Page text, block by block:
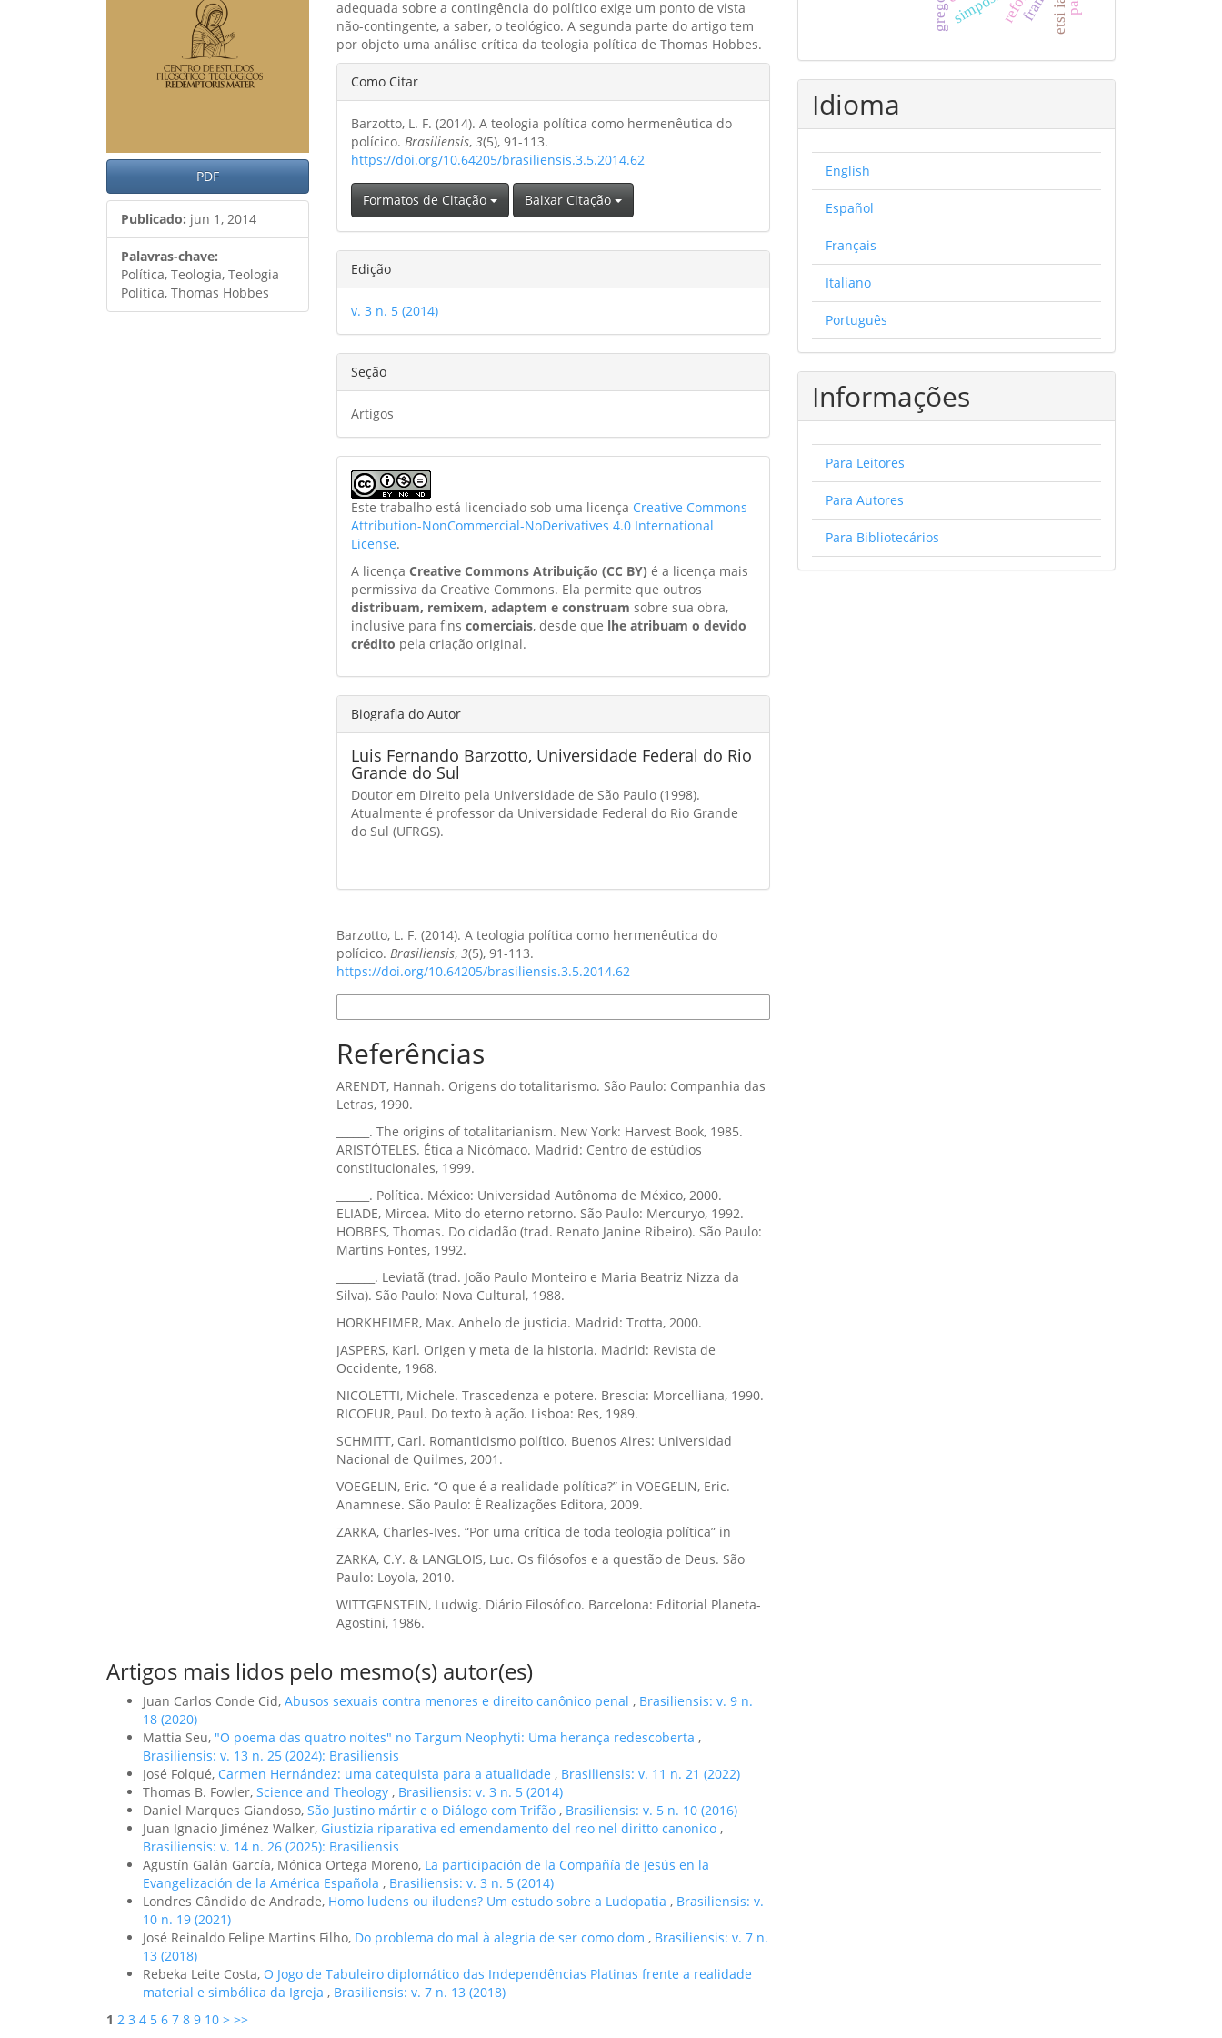
PDF
Publicado: jun 1, 2014
Palavras-chave:
Política, Teologia, Teologia
Política, Thomas Hobbes
adequada sobre a contingência do político exige um ponto de vista
não-contingente, a saber, o teológico. A segunda parte do artigo tem
por objeto uma análise crítica da teologia política de Thomas Hobbes.
Detalhes
do
artigo
Como Citar
Barzotto, L. F. (2014). A teologia política como hermenêutica do
polícico.Brasiliensis,3(5), 91-113.
https://doi.org/10.64205/brasiliensis.3.5.2014.62
Formatos de Citação Baixar Citação
Edição
v. 3 n. 5 (2014)
Seção
Artigos
Este trabalho está licenciado sob uma licença Creative Commons
Attribution-NonCommercial-NoDerivatives 4.0 International
License.
A licençaCreative Commons Atribuição (CC BY) é a licença mais
permissiva da Creative Commons. Ela permite que outros
distribuam, remixem, adaptem e construam sobre sua obra,
inclusive para finscomerciais, desde que lhe atribuam o devido
crédito pela criação original.
Biografia do Autor
Luis Fernando Barzotto, Universidade Federal do Rio
Grande do Sul
Doutor em Direito pela Universidade de São Paulo (1998).
Atualmente é professor da Universidade Federal do Rio Grande
do Sul (UFRGS).
Barzotto, L. F. (2014). A teologia política como hermenêutica do
polícico.Brasiliensis,3(5), 91-113.
https://doi.org/10.64205/brasiliensis.3.5.2014.62
Referências
ARENDT, Hannah. Origens do totalitarismo. São Paulo: Companhia das
Letras, 1990.
______. The origins of totalitarianism. New York: Harvest Book, 1985.
ARISTÓTELES. Ética a Nicómaco. Madrid: Centro de estúdios
constitucionales, 1999.
______. Política. México: Universidad Autônoma de México, 2000.
ELIADE, Mircea. Mito do eterno retorno. São Paulo: Mercuryo, 1992.
HOBBES, Thomas. Do cidadão (trad. Renato Janine Ribeiro). São Paulo:
Martins Fontes, 1992.
_______. Leviatã (trad. João Paulo Monteiro e Maria Beatriz Nizza da
Silva). São Paulo: Nova Cultural, 1988.
HORKHEIMER, Max. Anhelo de justicia. Madrid: Trotta, 2000.
JASPERS, Karl. Origen y meta de la historia. Madrid: Revista de
Occidente, 1968.
NICOLETTI, Michele. Trascedenza e potere. Brescia: Morcelliana, 1990.
RICOEUR, Paul. Do texto à ação. Lisboa: Res, 1989.
SCHMITT, Carl. Romanticismo político. Buenos Aires: Universidad
Nacional de Quilmes, 2001.
VOEGELIN, Eric. “O que é a realidade política?” in VOEGELIN, Eric.
Anamnese. São Paulo: É Realizações Editora, 2009.
ZARKA, Charles-Ives. “Por uma crítica de toda teologia política” in
ZARKA, C.Y. & LANGLOIS, Luc. Os filósofos e a questão de Deus. São
Paulo: Loyola, 2010.
WITTGENSTEIN, Ludwig. Diário Filosófico. Barcelona: Editorial Planeta-
Agostini, 1986.
Artigos mais lidos pelo mesmo(s) autor(es)
Juan Carlos Conde Cid, Abusos sexuais contra menores e direito canônico penal , Brasiliensis: v. 9 n.
18 (2020)
Mattia Seu, "O poema das quatro noites" no Targum Neophyti: Uma herança redescoberta ,
Brasiliensis: v. 13 n. 25 (2024): Brasiliensis
José Folqué, Carmen Hernández: uma catequista para a atualidade , Brasiliensis: v. 11 n. 21 (2022)
Thomas B. Fowler, Science and Theology , Brasiliensis: v. 3 n. 5 (2014)
Daniel Marques Giandoso, São Justino mártir e o Diálogo com Trifão , Brasiliensis: v. 5 n. 10 (2016)
Juan Ignacio Jiménez Walker, Giustizia riparativa ed emendamento del reo nel diritto canonico ,
Brasiliensis: v. 14 n. 26 (2025): Brasiliensis
Agustín Galán García, Mónica Ortega Moreno, La participación de la Compañía de Jesús en la
Evangelización de la América Española , Brasiliensis: v. 3 n. 5 (2014)
Londres Cândido de Andrade, Homo ludens ou iludens? Um estudo sobre a Ludopatia , Brasiliensis: v.
10 n. 19 (2021)
José Reinaldo Felipe Martins Filho, Do problema do mal à alegria de ser como dom , Brasiliensis: v. 7 n.
13 (2018)
Rebeka Leite Costa, O Jogo de Tabuleiro diplomático das Independências Platinas frente a realidade
material e simbólica da Igreja , Brasiliensis: v. 7 n. 13 (2018)
1 2 3 4 5 6 7 8 9 10 > >>
Idioma
English
Español
Français
Italiano
Português
Informações
Para Leitores
Para Autores
Para Bibliotecários